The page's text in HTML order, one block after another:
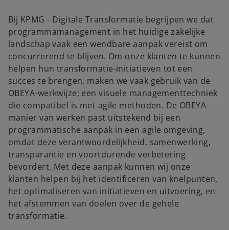
Bij KPMG - Digitale Transformatie begrijpen we dat
programmamanagement in het huidige zakelijke
landschap vaak een wendbare aanpak vereist om
concurrerend te blijven. Om onze klanten te kunnen
helpen hun transformatie-initiatieven tot een
succes te brengen, maken we vaak gebruik van de
OBEYA-werkwijze; een visuele managementtechniek
die compatibel is met agile methoden. De OBEYA-
manier van werken past uitstekend bij een
programmatische aanpak in een agile omgeving,
omdat deze verantwoordelijkheid, samenwerking,
transparantie en voortdurende verbetering
bevordert. Met deze aanpak kunnen wij onze
klanten helpen bij het identificeren van knelpunten,
het optimaliseren van initiatieven en uitvoering, en
het afstemmen van doelen over de gehele
transformatie.